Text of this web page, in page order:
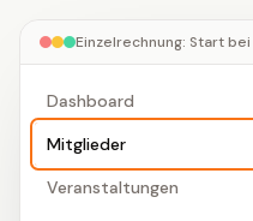
Einzelrechnung: Start
Dashboard
Mitglieder
Veranstaltungen